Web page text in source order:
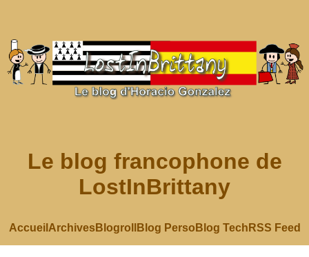
Le blog francophone de
LostInBrittany
Accueil ArchivesBlogroll Blog Perso Blog Tech RSS Feed